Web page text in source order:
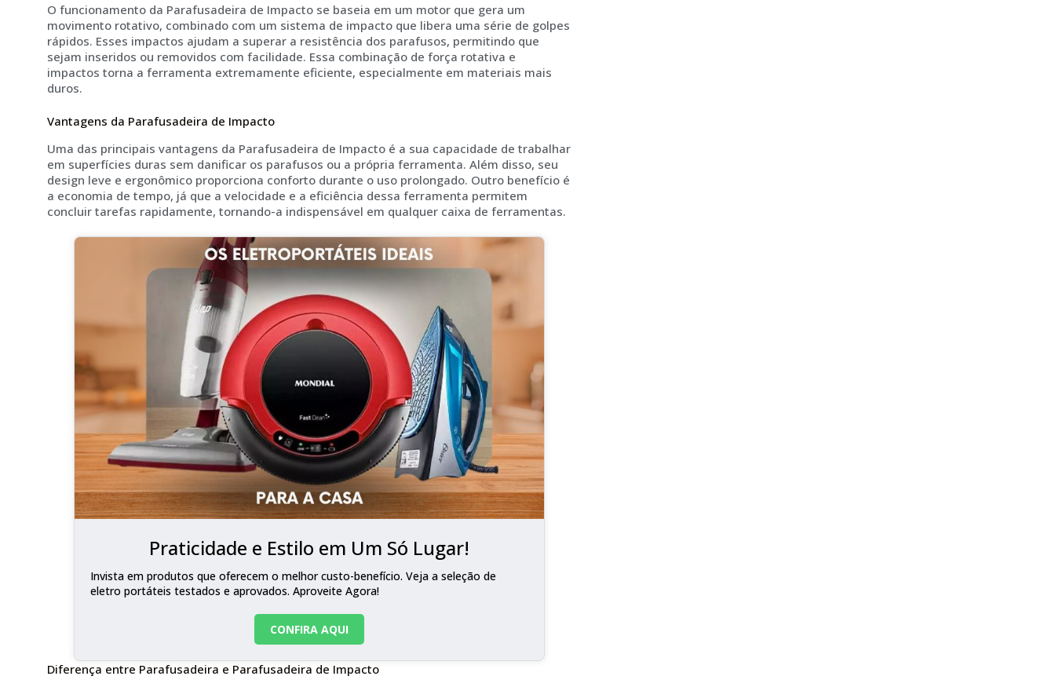
O funcionamento da Parafusadeira de Impacto se baseia em um motor que gera um
movimento rotativo, combinado com um sistema de impacto que libera uma série de golpes
rápidos. Esses impactos ajudam a superar a resistência dos parafusos, permitindo que
sejam inseridos ou removidos com facilidade. Essa combinação de força rotativa e
impactos torna a ferramenta extremamente eficiente, especialmente em materiais mais
duros.
Vantagens da Parafusadeira de Impacto
Uma das principais vantagens da Parafusadeira de Impacto é a sua capacidade de trabalhar
em superfícies duras sem danificar os parafusos ou a própria ferramenta. Além disso, seu
design leve e ergonômico proporciona conforto durante o uso prolongado. Outro benefício é
a economia de tempo, já que a velocidade e a eficiência dessa ferramenta permitem
concluir tarefas rapidamente, tornando-a indispensável em qualquer caixa de ferramentas.
Praticidade e Estilo em Um Só Lugar!
Invista em produtos que oferecem o melhor custo-benefício. Veja a seleção de
eletro portáteis testados e aprovados. Aproveite Agora!
CONFIRA AQUI
Diferença entre Parafusadeira e Parafusadeira de Impacto